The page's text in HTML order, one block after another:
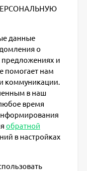
данные
о
предложениях и
помогает нам
коммуникации.
в наш
время
обратной
в настройках